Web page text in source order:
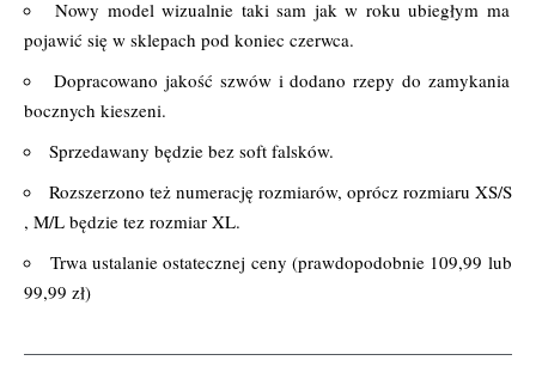
Nowy model wizualnie taki sam jak w roku ubiegłym ma
pojawić się w sklepach pod koniec czerwca.
Dopracowano jakość szwów i dodano rzepy do zamykania
bocznych kieszeni.
Sprzedawany będzie bez soft falsków.
Rozszerzono też numerację rozmiarów, oprócz rozmiaru XS/S
, M/L będzie tez rozmiar XL.
Trwa ustalanie ostatecznej ceny (prawdopodobnie 109,99 lub
99,99 zł)